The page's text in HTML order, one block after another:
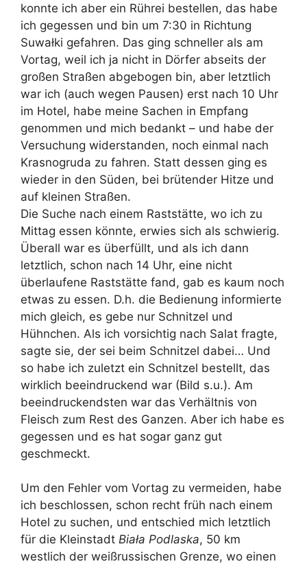
konnte ich aber ein Rührei bestellen, das habe
ich gegessen und bin um 7:30 in Richtung
Suwałki gefahren. Das ging schneller als am
Vortag, weil ich ja nicht in Dörfer abseits der
großen Straßen abgebogen bin, aber letztlich
war ich (auch wegen Pausen) erst nach 10 Uhr
im Hotel, habe meine Sachen in Empfang
genommen und mich bedankt – und habe der
Versuchung widerstanden, noch einmal nach
Krasnogruda zu fahren. Statt dessen ging es
wieder in den Süden, bei brütender Hitze und
auf kleinen Straßen.
Die Suche nach einem Raststätte, wo ich zu
Mittag essen könnte, erwies sich als schwierig.
Überall war es überfüllt, und als ich dann
letztlich, schon nach 14 Uhr, eine nicht
überlaufene Raststätte fand, gab es kaum noch
etwas zu essen. D.h. die Bedienung informierte
mich gleich, es gebe nur Schnitzel und
Hühnchen. Als ich vorsichtig nach Salat fragte,
sagte sie, der sei beim Schnitzel dabei… Und
so habe ich zuletzt ein Schnitzel bestellt, das
wirklich beeindruckend war (Bild s.u.). Am
beeindruckendsten war das Verhältnis von
Fleisch zum Rest des Ganzen. Aber ich habe es
gegessen und es hat sogar ganz gut
geschmeckt.
Um den Fehler vom Vortag zu vermeiden, habe
ich beschlossen, schon recht früh nach einem
Hotel zu suchen, und entschied mich letztlich
für die Kleinstadt Biała Podlaska, 50 km
westlich der weißrussischen Grenze, wo einen